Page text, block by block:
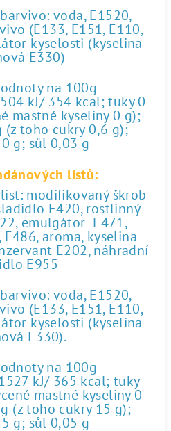
voda, E1520,
(E133, E151, E110,
kyselosti (kyselina
E330)
na 100g
kJ/ 354 kcal; tuky 0
mastné kyseliny 0 g);
(z toho cukry 0,6 g);
g; sůl 0,03 g
listů:
modifikovaný škrob
E420, rostlinný
emulgátor E471,
aroma, kyselina
E202, náhradní
E955
voda, E1520,
(E133, E151, E110,
kyselosti (kyselina
E330).
na 100g
kJ/ 365 kcal; tuky
mastné kyseliny 0
(z toho cukry 15 g);
g; sůl 0,05 g